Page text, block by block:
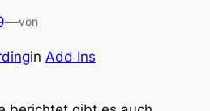
—von
in Add Ins